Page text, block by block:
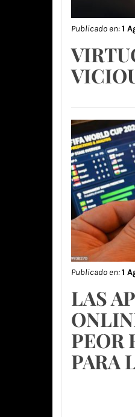
Publicado en:1
Publicado en:1
LAS
PEOR
PARA